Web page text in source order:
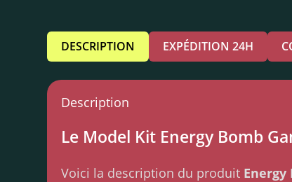
DESCRIPTION EXPÉDITION 24H
Description
Le Model Kit Energy Bomb
Voici la description du produit